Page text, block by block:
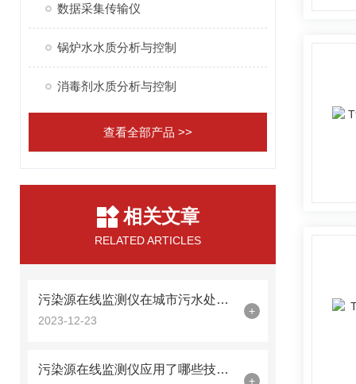
数据采集传输仪
锅炉水水质分析与控制
消毒剂水质分析与控制
查看全部产品 >>
相关文章
RELATED ARTICLES
污染源在线监测仪在城市污水处理中的应用
2023-12-23
+
污染源在线监测仪应用了哪些技术？
+